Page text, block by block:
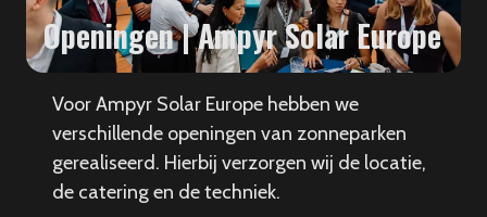
Openingen | Ampyr Solar Europe
Voor Ampyr Solar Europe hebben we
verschillende openingen van zonneparken
gerealiseerd. Hierbij verzorgen wij de locatie,
de catering en de techniek.